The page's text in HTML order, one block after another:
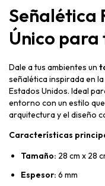
Señalética
Único para
Dale a tus ambientes un
señalética inspirada en
Estados Unidos. Ideal
entorno con un estilo
arquitectura y el diseño
Características
Tamaño: 28 cm x 28
Espesor: 6 mm